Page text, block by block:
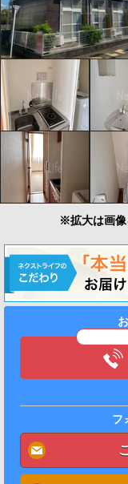
※拡大は画像
フ